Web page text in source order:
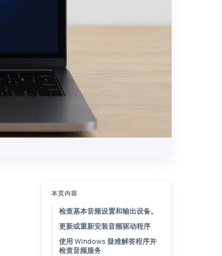
本页内容
检查基本音频设置和输出设备。
更新或重新安装音频驱动程序
使用 Windows 疑难解答程序并
检查音频服务